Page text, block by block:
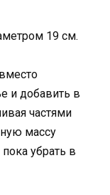
19 см.
и добавить в
частями
массу
убрать в